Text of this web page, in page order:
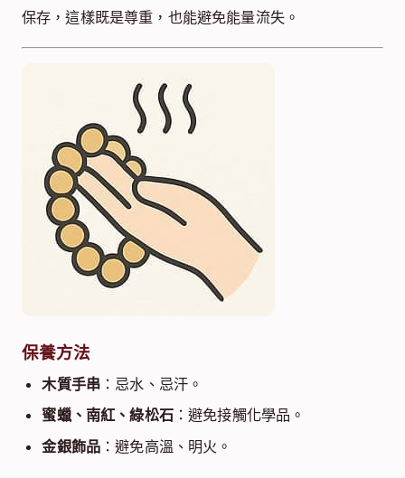
保存，這樣既是尊重，也能避免能量流失。
保養方法
木質手串 ：忌水、忌汗。
蜜蠟、南紅、綠松石：避免接觸化學品。
金銀飾品 ：避免高溫、明火。